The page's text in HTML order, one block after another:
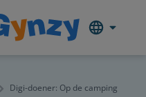
Digi-doener: Op de camping